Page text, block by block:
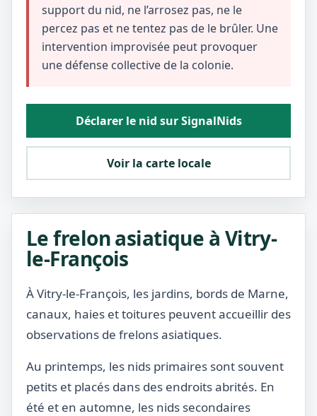
support du nid, ne l’arrosez pas, ne le
percez pas et ne tentez pas de le brûler. Une
intervention improvisée peut provoquer
une défense collective de la colonie.
Déclarer le nid sur SignalNids
Voir la carte locale
Le frelon asiatique à Vitry-
le-François
À Vitry-le-François, les jardins, bords de Marne,
canaux, haies et toitures peuvent accueillir des
observations de frelons asiatiques.
Au printemps, les nids primaires sont souvent
petits et placés dans des endroits abrités. En
été et en automne, les nids secondaires